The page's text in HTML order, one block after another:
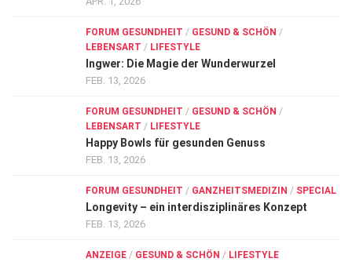
FORUM GESUNDHEIT / GESUND & SCHÖN /
LEBENSART / LIFESTYLE
Ingwer: Die Magie der Wunderwurzel
FEB. 13, 2026
FORUM GESUNDHEIT / GESUND & SCHÖN /
LEBENSART / LIFESTYLE
Happy Bowls für gesunden Genuss
FEB. 13, 2026
FORUM GESUNDHEIT / GANZHEITSMEDIZIN / SPECIAL
Longevity – ein interdisziplinäres Konzept
FEB. 13, 2026
ANZEIGE / GESUND & SCHÖN / LIFESTYLE